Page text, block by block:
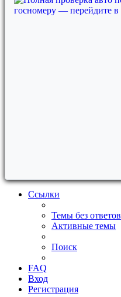
Ссылки
Темы без ответов
Активные темы
Поиск
FAQ
Вход
Регистрация